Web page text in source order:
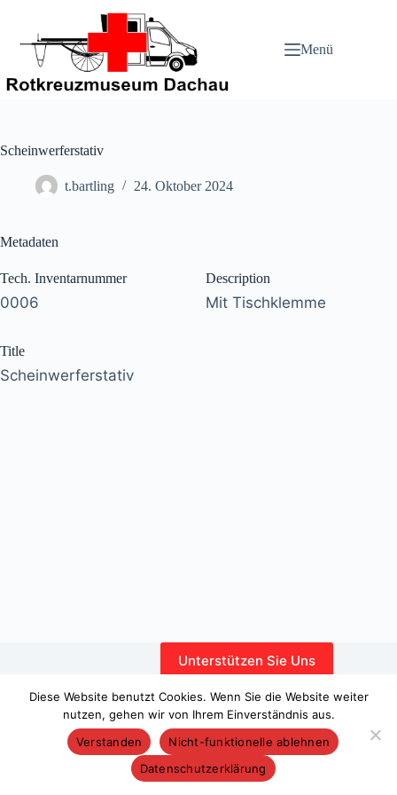
springen
Menü
Scheinwerferstativ
t.bartling 24. Oktober 2024
Metadaten
Tech. Inventarnummer
0006
Title
Scheinwerferstativ
Description
Mit Tischklemme
Unterstützen Sie Uns
Copyright © 2026 – WordPress-Theme von
Diese Website benutzt Cookies. Wenn Sie die Website weiter
nutzen, gehen wir von Ihrem Einverständnis aus.
Verstanden
Nicht-funktionelle ablehnen
Datenschutzerklärung